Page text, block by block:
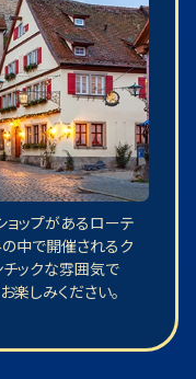
ョップがあるローテ
中で開催されるク
チックな雰囲気で
楽しみください。